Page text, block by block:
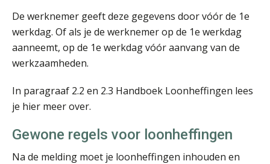
De werknemer geeft deze gegevens door vóór de 1e
werkdag. Of als je de werknemer op de 1e werkdag
aanneemt, op de 1e werkdag vóór aanvang van de
werkzaamheden.
In paragraaf 2.2 en 2.3 Handboek Loonheffingen lees
je hier meer over.
Gewone regels voor loonheffingen
Na de melding moet je loonheffingen inhouden en